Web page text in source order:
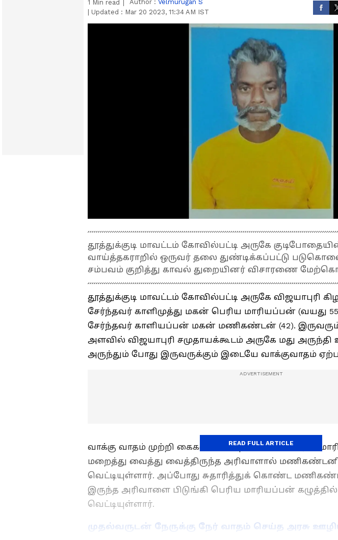
1 Min read Author : Velmurugan S
Updated : Mar 20 2023, 11:34 AM IST
தூத்துக்குடி மாவட்டம் கோவில்பட்டி அருகே
வாய்த்தகராறில் ஒருவர் தலை துண்டிக்கப்பட்டு
சம்பவம் குறித்து காவல் துறையினர் விசாரணை
தூத்துக்குடி மாவட்டம் கோவில்பட்டி அருகே விஜயாபுரி
சேர்ந்தவர் காளிமுத்து மகன் பெரிய மாரியப்பன் (வயது
சேர்ந்தவர் காளியப்பன் மகன் மணிகண்டன் (42). இருவரும்
அளவில் விஜயாபுரி சமுதாயக்கூடம் அருகே மது
அருந்தும் போது இருவருக்கும் இடையே வாக்குவாதம்
வாக்கு வாதம் முற்றி கைகளப்பான நிலையில் பெரிய
மறைத்து வைத்து வைத்திருந்த அரிவாளால்
வெட்டியுள்ளார். அப்போது சுதாரித்துக் கொண்ட
இருந்த அரிவாளை பிடுங்கி பெரிய மாரியப்பன் கழுத்தில்
வெட்டியுள்ளார்.
முதல்வருடன் நேருக்கு நேர் வாதம் செய்த அரசு
READ FULL ARTICLE